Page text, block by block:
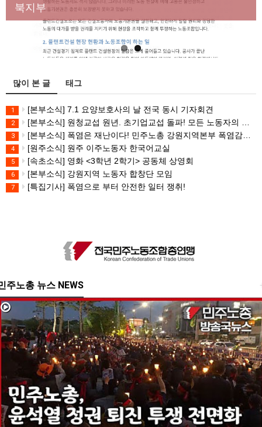
대책 마련하라
북지부
많이 본 글 태그
1 [본부소식] 7.1 요양보호사의 날 전국 동시 기자회견
2 [본부소식] 원청교섭 원년. 초기업교섭 돌파! 모든 노동자의 노동기본권 쟁취! 민주노총 7.15 총파업대회
3 [본부소식] 폭염은 재난이다! 민주노총 강원지역본부 폭염감시단 선포 기자회견
4 [원주소식] 원주 이주노동자 한국어교실
5 [속초소식] 영화 <3학년 2학기> 공동체 상영회
6 [본부소식] 강원지역 노동자 합창단 모임
7 [특집기사] 폭염으로 부터 안전한 일터 쟁취!
주노총 뉴스 NEWS